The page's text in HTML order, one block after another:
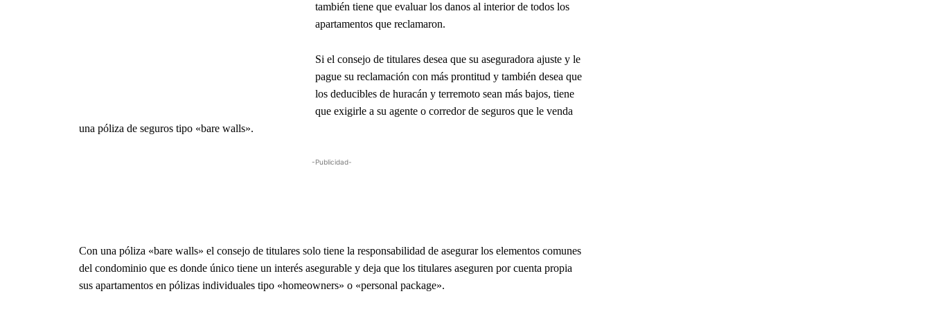
también tiene que evaluar los danos al interior de todos los
apartamentos que reclamaron.
Si el consejo de titulares desea que su aseguradora ajuste y le
pague su reclamación con más prontitud y también desea que
los deducibles de huracán y terremoto sean más bajos, tiene
que exigirle a su agente o corredor de seguros que le venda
una póliza de seguros tipo «bare walls».
-Publicidad-
Con una póliza «bare walls» el consejo de titulares solo tiene la responsabilidad de asegurar los elementos comunes
del condominio que es donde único tiene un interés asegurable y deja que los titulares aseguren por cuenta propia
sus apartamentos en pólizas individuales tipo «homeowners» o «personal package».